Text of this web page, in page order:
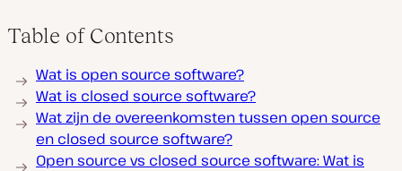
Table of Contents
Wat is open source software?
Wat is closed source software?
Wat zijn de overeenkomsten tussen open source
en closed source software?
Open source vs closed source software: Wat is